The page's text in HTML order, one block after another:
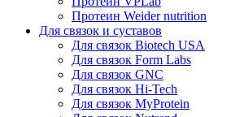
Протеин Weider nutrition
Для связок и суставов
Для связок Biotech USA
Для связок Form Labs
Для связок GNC
Для связок Hi-Tech
Для связок MyProtein